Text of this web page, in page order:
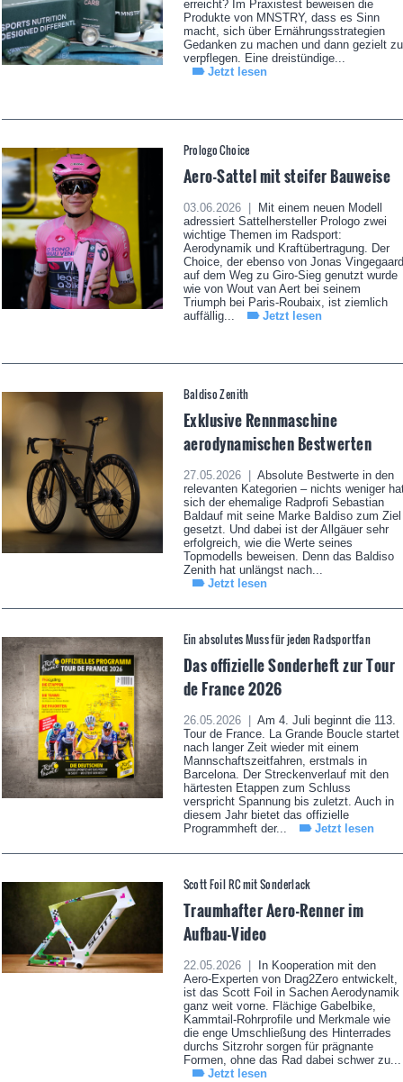
erreicht? Im Praxistest beweisen die
Produkte von MNSTRY, dass es Sinn
macht, sich über Ernährungsstrategien
Gedanken zu machen und dann gezielt zu
verpflegen. Eine dreistündige...
Jetzt lesen
Prologo Choice
Aero-Sattel mit steifer Bauweise
03.06.2026 |
Mit einem neuen Modell
adressiert Sattelhersteller Prologo zwei
wichtige Themen im Radsport:
Aerodynamik und Kraftübertragung. Der
Choice, der ebenso von Jonas Vingegaard
auf dem Weg zu Giro-Sieg genutzt wurde
wie von Wout van Aert bei seinem
Triumph bei Paris-Roubaix, ist ziemlich
auffällig...
Jetzt lesen
Baldiso Zenith
Exklusive Rennmaschine
aerodynamischen Bestwerten
27.05.2026 |
Absolute Bestwerte in den
relevanten Kategorien – nichts weniger
sich der ehemalige Radprofi Sebastian
Baldauf mit seine Marke Baldiso zum Ziel
gesetzt. Und dabei ist der Allgäuer sehr
erfolgreich, wie die Werte seines
Topmodells beweisen. Denn das Baldiso
Zenith hat unlängst nach...
Jetzt lesen
Ein absolutes Muss für jeden Radsportfan
Das offizielle Sonderheft zur Tour
de France 2026
26.05.2026 |
Am 4. Juli beginnt die 113.
Tour de France. La Grande Boucle startet
nach langer Zeit wieder mit einem
Mannschaftszeitfahren, erstmals in
Barcelona. Der Streckenverlauf mit den
härtesten Etappen zum Schluss
verspricht Spannung bis zuletzt. Auch in
diesem Jahr bietet das offizielle
Programmheft der...
Jetzt lesen
Scott Foil RC mit Sonderlack
Traumhafter Aero-Renner im
Aufbau-Video
22.05.2026 |
In Kooperation mit den
Aero-Experten von Drag2Zero entwickelt,
ist das Scott Foil in Sachen Aerodynamik
ganz weit vorne. Flächige Gabelbike,
Kammtail-Rohrprofile und Merkmale wie
die enge Umschließung des Hinterrades
durchs Sitzrohr sorgen für prägnante
Formen, ohne das Rad dabei schwer zu...
Jetzt lesen